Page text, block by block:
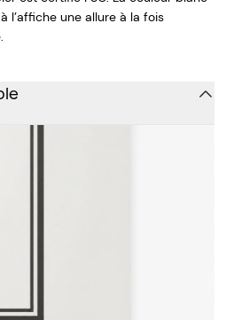
l’affiche une allure à la fois